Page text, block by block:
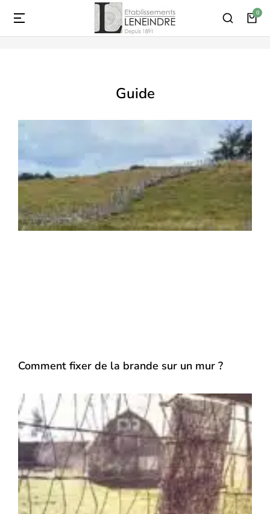
Guide
Comment fixer de la brande sur un mur ?